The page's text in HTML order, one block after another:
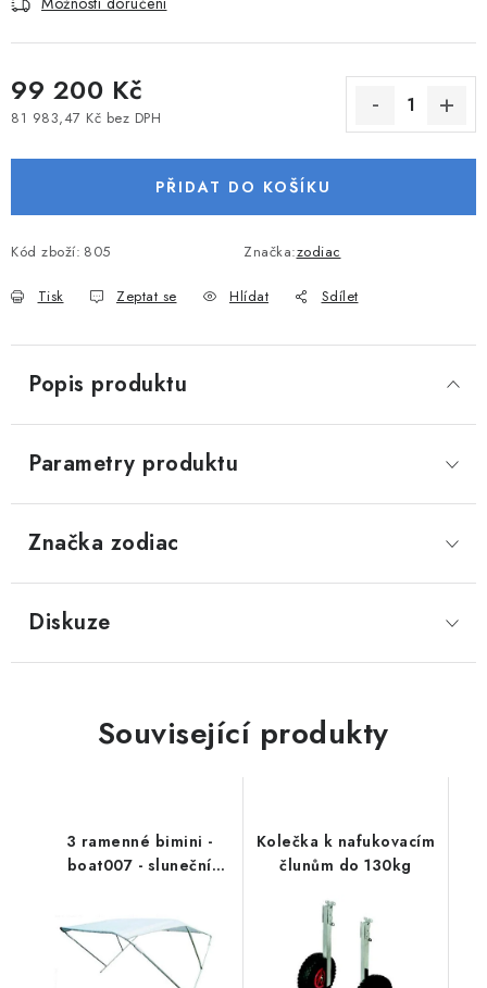
PŘÍSLUŠENSTVÍ K ČLUNŮM
ZNAČKY
Obchodní podmínky
Podmínky ochrany osobních údajů
99 200 Kč
81 983,47 Kč bez DPH
PŘIDAT DO KOŠÍKU
Kód zboží: 805 Značka:zodiac
Tisk Zeptat se Hlídat Sdílet
Popis produktu
Parametry produktu
Značka zodiac
Diskuze
Související produkty
3 ramenné bimini -
boat007 - sluneční
člunům
Kolečka k nafukovacím
člunům do 130kg